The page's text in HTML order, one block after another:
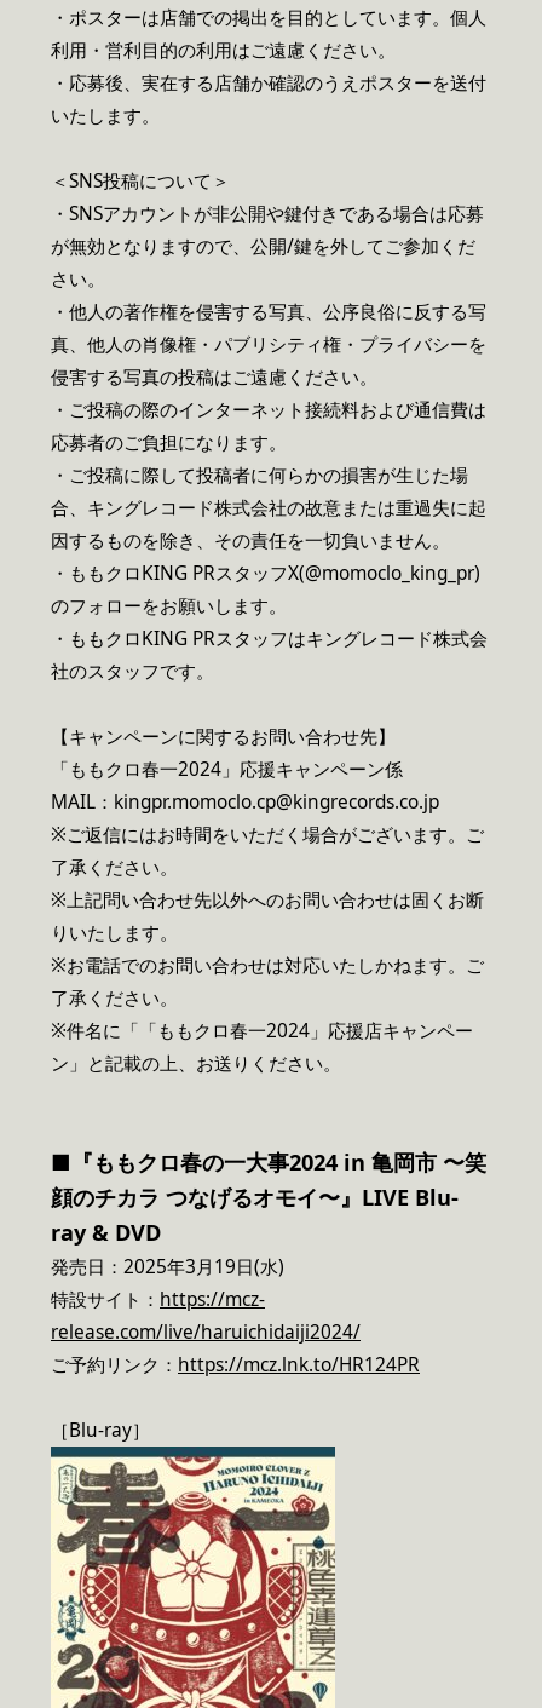
・ポスターは店舗での掲出を目的としています。個人
利用・営利目的の利用はご遠慮ください。
・応募後、実在する店舗か確認のうえポスターを送付
いたします。
＜SNS投稿について＞
・SNSアカウントが非公開や鍵付きである場合は応募
が無効となりますので、公開/鍵を外してご参加くだ
さい。
・他人の著作権を侵害する写真、公序良俗に反する写
真、他人の肖像権・パブリシティ権・プライバシーを
侵害する写真の投稿はご遠慮ください。
・ご投稿の際のインターネット接続料および通信費は
応募者のご負担になります。
・ご投稿に際して投稿者に何らかの損害が生じた場
合、キングレコード株式会社の故意または重過失に起
因するものを除き、その責任を一切負いません。
・ももクロKING PRスタッフX(@momoclo_king_pr)
のフォローをお願いします。
・ももクロKING PRスタッフはキングレコード株式会
社のスタッフです。
【キャンペーンに関するお問い合わせ先】
「ももクロ春一2024」応援キャンペーン係
MAIL：kingpr.momoclo.cp@kingrecords.co.jp
※ご返信にはお時間をいただく場合がございます。ご
了承ください。
※上記問い合わせ先以外へのお問い合わせは固くお断
りいたします。
※お電話でのお問い合わせは対応いたしかねます。ご
了承ください。
※件名に「「ももクロ春一2024」応援店キャンペー
ン」と記載の上、お送りください。
■ 『ももクロ春の一大事2024 in 亀岡市 〜笑
顔のチカラ つなげるオモイ〜』LIVE Blu-
ray & DVD
発売日：2025年3月19日(水)
特設サイト： https://mcz-
release.com/live/haruichidaiji2024/
ご予約リンク： https://mcz.lnk.to/HR124PR
［Blu-ray］